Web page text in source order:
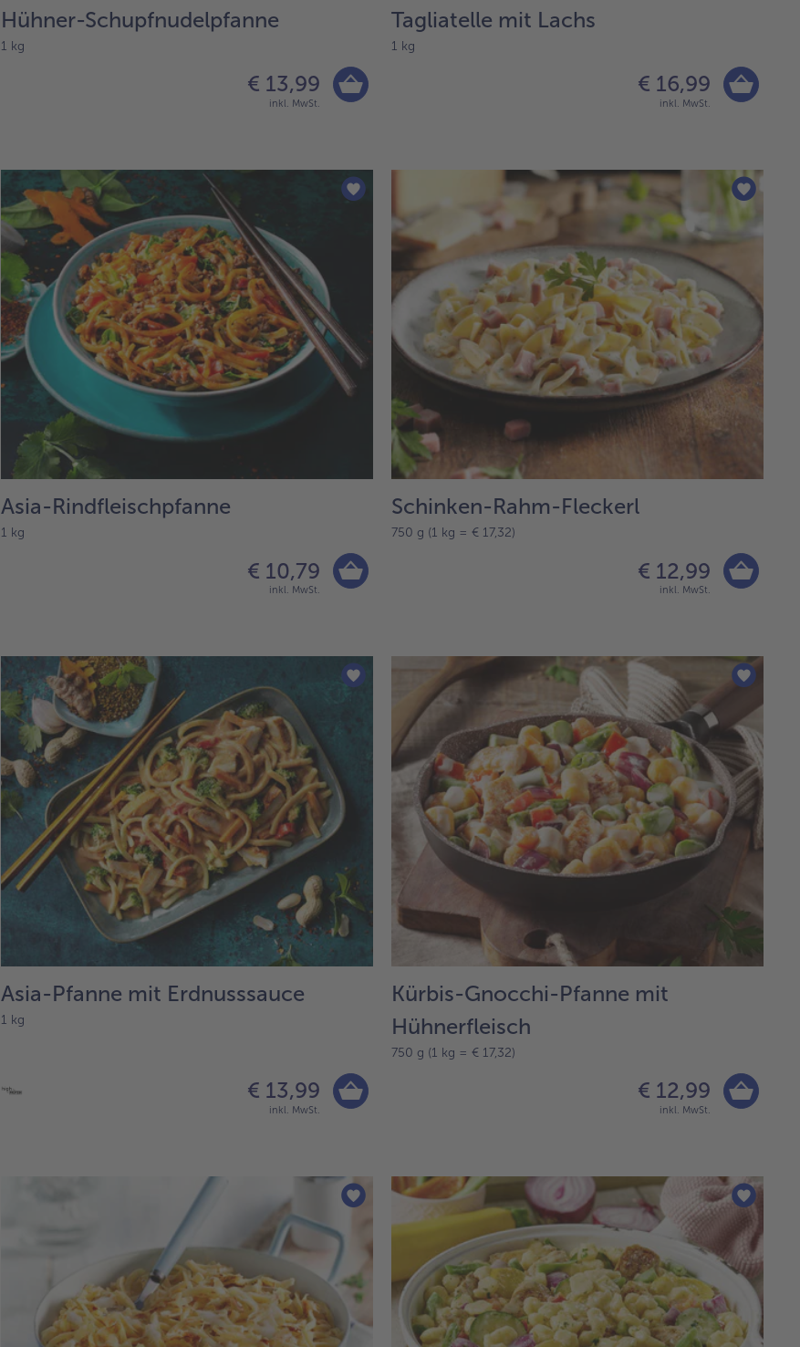
Hühner-Schupfnudelpfanne
1 kg
€ 13,99
inkl. MwSt.
Tagliatelle mit Lachs
1 kg
€ 16,99
inkl. MwSt.
Asia-Rindfleischpfanne
1 kg
€ 10,79
inkl. MwSt.
Schinken-Rahm-Fleckerl
750 g (1 kg = € 17,32)
€ 12,99
inkl. MwSt.
Asia-Pfanne mit Erdnusssauce
1 kg
€ 13,99
inkl. MwSt.
Kürbis-Gnocchi-Pfanne mit
Hühnerfleisch
750 g (1 kg = € 17,32)
€ 12,99
inkl. MwSt.